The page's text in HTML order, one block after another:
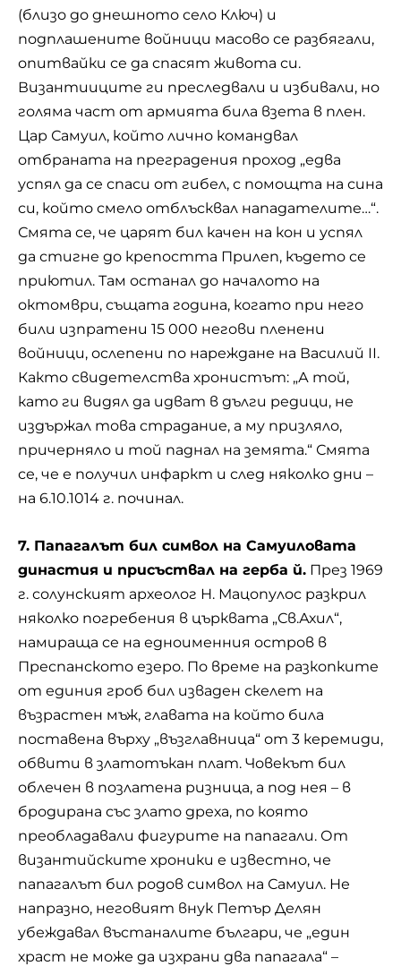
(близо до днешното село Ключ) и
подплашените войници масово се разбягали,
опитвайки се да спасят живота си.
Византииците ги преследвали и избивали, но
голяма част от армията била взета в плен.
Цар Самуил, който лично командвал
отбраната на преградения проход „едва
успял да се спаси от гибел, с помощта на сина
си, който смело отблъсквал нападателите…“.
Смята се, че царят бил качен на кон и успял
да стигне до крепостта Прилеп, където се
приютил. Там останал до началото на
октомври, същата година, когато при него
били изпратени 15 000 негови пленени
войници, ослепени по нареждане на Василий ІІ.
Както свидетелства хронистът: „А той,
като ги видял да идват в дълги редици, не
издържал това страдание, а му призляло,
причерняло и той паднал на земята.“ Смята
се, че е получил инфаркт и след няколко дни –
на 6.10.1014 г. починал.
7. Папагалът бил символ на Самуиловата
династия и присъствал на герба й. През 1969
г. солунският археолог Н. Мацопулос разкрил
няколко погребения в църквата „Св.Ахил“,
намираща се на едноименния остров в
Преспанското езеро. По време на разкопките
от единия гроб бил изваден скелет на
възрастен мъж, главата на който била
поставена върху „възглавница“ от 3 керемиди,
обвити в златотъкан плат. Човекът бил
облечен в позлатена ризница, а под нея – в
бродирана със злато дреха, по която
преобладавали фигурите на папагали. От
византийските хроники е известно, че
папагалът бил родов символ на Самуил. Не
напразно, неговият внук Петър Делян
убеждавал въстаналите българи, че „един
храст не може да изхрани два папагала“ –